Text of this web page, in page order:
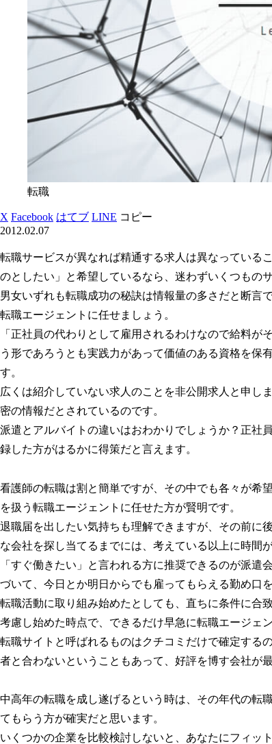
転職
X Facebook はてブ LINE コピー
2012.02.07
転職サービスが異なれば精通する求人は異なっている
のとしたい」と希望しているなら、迷わずいくつもの
男女いずれも転職成功の秘訣は情報量の多さだと断言
転職エージェントに任せましょう。
「正社員の代わりとして雇用されるわけなので給料
う形であろうとも実践力があって価値のある資格を保
す。
広くは紹介していない求人のことを非公開求人と申し
密の情報だとされているのです。
派遣とアルバイトの違いはおわかりでしょうか？正社
録した方がはるかに得策だと言えます。
看護師の転職は割と簡単ですが、その中でも各々が希
を扱う転職エージェントに任せた方が賢明です。
退職届を出したい気持ちも理解できますが、その前に
な会社を探し当てるまでには、考えている以上に時間
「すぐ働きたい」と言われる方に推奨できるのが派
づいて、今日とか明日からでも雇ってもらえる勤め口
転職活動に取り組み始めたとしても、直ちに条件に合
考慮し始めた時点で、できるだけ早急に転職エージェ
転職サイトと呼ばれるものはクチコミだけで確定する
者と合わないということもあって、好評を博す会社が
中高年の転職を成し遂げるという時は、その年代の転
てもらう方が確実だと思います。
いくつかの企業を比較検討しないと、あなたにフィッ